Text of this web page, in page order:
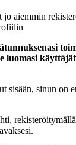
jo aiemmin
luomasi
sisään, sinun on